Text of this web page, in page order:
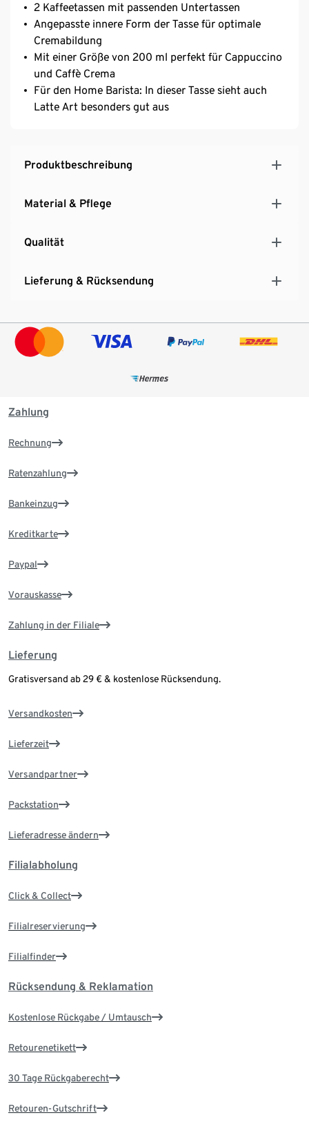
2 Kaffeetassen mit passenden Untertassen ​
Angepasste innere Form der Tasse für optimale
Cremabildung​
Mit einer Größe von 200 ml perfekt für Cappuccino
und Caffè Crema​
Für den Home Barista: In dieser Tasse sieht auch
Latte Art besonders gut aus​
Produktbeschreibung
Material & Pflege
Qualität
Lieferung & Rücksendung
Zahlung
Rechnung
Ratenzahlung
Bankeinzug
Kreditkarte
Paypal
Vorauskasse
Zahlung in der Filiale
Lieferung
Gratisversand ab 29 € & kostenlose Rücksendung.
Versandkosten
Lieferzeit
Versandpartner
Packstation
Lieferadresse ändern
Filialabholung
Click & Collect
Filialreservierung
Filialfinder
Rücksendung & Reklamation
Kostenlose Rückgabe / Umtausch
Retourenetikett
30 Tage Rückgaberecht
Retouren-Gutschrift